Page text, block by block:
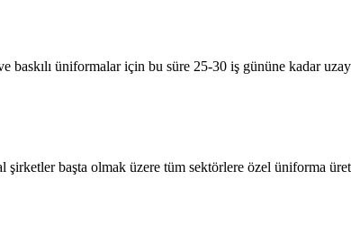
üniformalar için bu süre 25-30 iş gününe kadar
başta olmak üzere tüm sektörlere özel üniforma